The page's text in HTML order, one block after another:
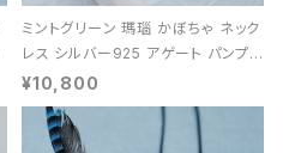
ミントグリーン 瑪瑙 かぼちゃ ネック
レス シルバー925 アゲート パンプキ
ン 天然石 レディース
¥10,800